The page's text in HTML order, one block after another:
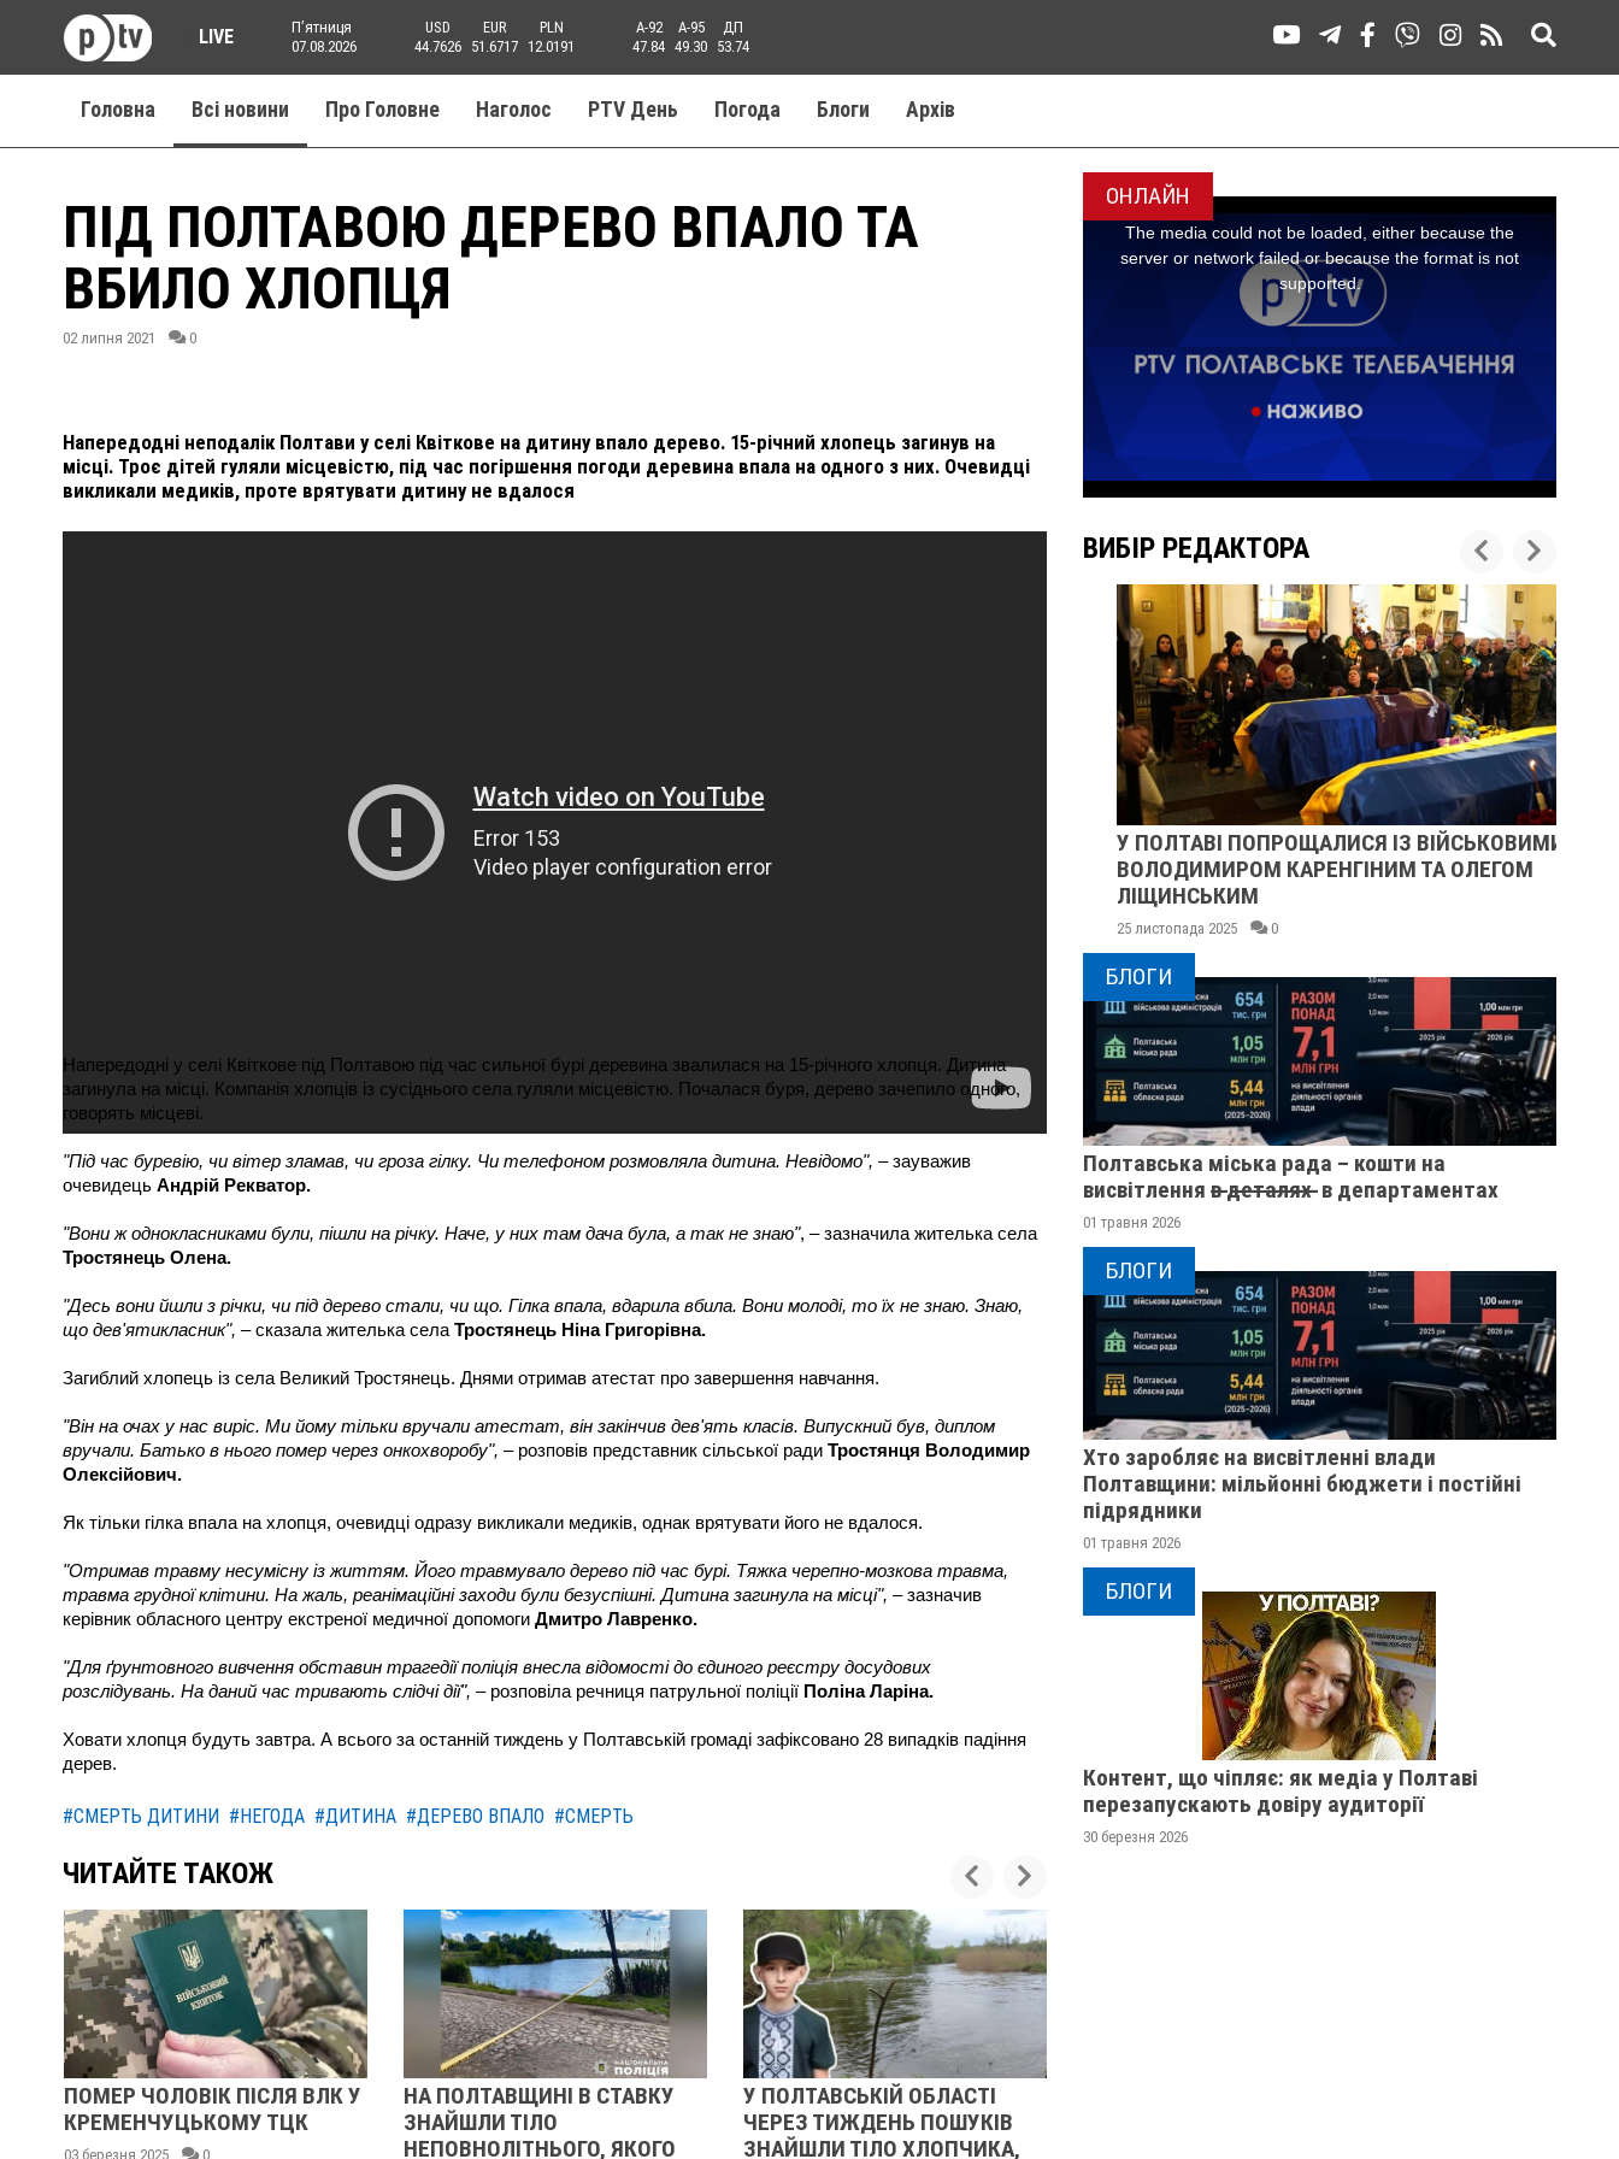
LIVE
Пʼятниця
07.08.2026
USD
44.7626
EUR
51.6717
PLN
12.0191
A-92
47.84
A-95
49.30
ДП
53.74
Головна Всі новини Про Головне Наголос PTV День Погода Блоги Aрхів
ПІД ПОЛТАВОЮ ДЕРЕВО ВПАЛО ТА
ВБИЛО ХЛОПЦЯ
02 липня 2021 0
Напередодні неподалік Полтави у селі Квіткове на дитину впало дерево. 15-річний хлопець загинув на
місці. Троє дітей гуляли місцевістю, під час погіршення погоди деревина впала на одного з них. Очевидці
викликали медиків, проте врятувати дитину не вдалося
Напередодні у селі Квіткове під Полтавою під час сильної бурі деревина звалилася на 15-річного хлопця. Дитина
загинула на місці. Компанія хлопців із сусіднього села гуляли місцевістю. Почалася буря, дерево зачепило одного,
говорять місцеві.
"Під час буревію, чи вітер зламав, чи гроза гілку. Чи телефоном розмовляла дитина. Невідомо", – зауважив
очевидець Андрій Рекватор.
"Вони ж однокласниками були, пішли на річку. Наче, у них там дача була, а так не знаю", – зазначила жителька села
Тростянець Олена.
"Десь вони йшли з річки, чи під дерево стали, чи що. Гілка впала, вдарила вбила. Вони молоді, то їх не знаю. Знаю,
що дев'ятикласник", – сказала жителька селаТростянець Ніна Григорівна.
Загиблий хлопець із села Великий Тростянець. Днями отримав атестат про завершення навчання.
"Він на очах у нас виріс. Ми йому тільки вручали атестат, він закінчив дев'ять класів. Випускний був, диплом
вручали. Батько в нього помер через онкохворобу", – розповів представник сільської ради Тростянця Володимир
Олексійович.
Як тільки гілка впала на хлопця, очевидці одразу викликали медиків, однак врятувати його не вдалося.
"Отримав травму несумісну із життям. Його травмувало дерево під час бурі. Тяжка черепно-мозкова травма,
травма грудної клітини. На жаль, реанімаційні заходи були безуспішні. Дитина загинула на місці", – зазначив
керівник обласного центру екстреної медичної допомоги Дмитро Лавренко.
"Для ґрунтовного вивчення обставин трагедії поліція внесла відомості до єдиного реєстру досудових
розслідувань. На даний час тривають слідчі дії", – розповіла речниця патрульної поліції Поліна Ларіна.
Ховати хлопця будуть завтра. А всього за останній тиждень у Полтавській громаді зафіксовано 28 випадків падіння
дерев.
#СМЕРТЬ ДИТИНИ #НЕГОДА #ДИТИНА #ДЕРЕВО ВПАЛО #СМЕРТЬ
ЧИТАЙТЕ ТАКОЖ
ПІСЛЯ ВЛК У
ТЦК
0
НА ПОЛТАВЩИНІ В СТАВКУ
ЗНАЙШЛИ ТІЛО
НЕПОВНОЛІТНЬОГО, ЯКОГО
У ПОЛТАВСЬКІЙ ОБЛАСТІ
ЧЕРЕЗ ТИЖДЕНЬ ПОШУКІВ
ЗНАЙШЛИ ТІЛО ХЛОПЧИКА,
НА ПОЛТАВЩИНІ ЗА НІЧ ВІД
ПЕРЕОХОЛОДЖЕННЯ
ЗАГИНУЛИ ТРОЄ ЛЮДЕЙ
ОНЛАЙН
ВИБІР РЕДАКТОРА
ПОЛІЦІЯ ПОЛТАВЩИНИ РОЗШУКУЄ 62-РІЧНУ
ПОМЕР ВОЇН ЮРІЙ ВОЙТИК
У ПОЛТАВІ ПОПРОЩАЛИСЯ ІЗ ВІЙСЬКОВИМИ
ВОЛОДИМИРОМ КАРЕНГІНИМ ТА ОЛЕГОМ
ЛІЩИНСЬКИМ
25 листопада 2025 0
БЛОГИ
Полтавська міська рада – кошти на
висвітлення в̶ ̶д̶е̶т̶а̶л̶я̶х̶ ̶ в департаментах
01 травня 2026
БЛОГИ
Хто заробляє на висвітленні влади
Полтавщини: мільйонні бюджети і постійні
підрядники
01 травня 2026
БЛОГИ
Контент, що чіпляє: як медіа у Полтаві
перезапускають довіру аудиторії
30 березня 2026